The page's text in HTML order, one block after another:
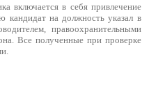
включается в себя привлечение
на должность указал в
правоохранительными
Все полученные при проверке